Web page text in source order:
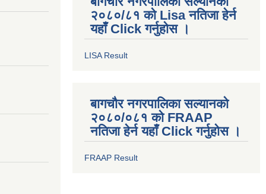
२०८०/८१ को Lisa नतिजा हेर्न
यहाँ Click गर्नुहोस ।
LISA Result
बागचौर नगरपालिका सल्यानको
२०८०/०८१ को FRAAP
नतिजा हेर्न यहाँ Click गर्नुहोस ।
FRAAP Result